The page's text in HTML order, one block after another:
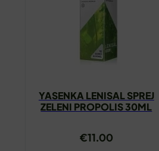
YASENKA LENISAL SPREJ
ZELENI PROPOLIS 30ML
€11.00